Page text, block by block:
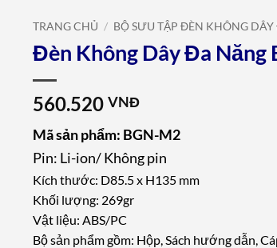
TRANG CHỦ / BỘ SƯU TẬP ĐÈN KHÔNG
Đèn Không Dây Đa Năng
560.520 VNĐ
Mã sản phẩm: BGN-M2
Pin: Li-ion/ Không pin
Kích thước: D85.5 x H135 mm
Khối lượng: 269gr
Vật liệu: ABS/PC
Bộ sản phẩm gồm: Hộp, Sách hướng dẫn,